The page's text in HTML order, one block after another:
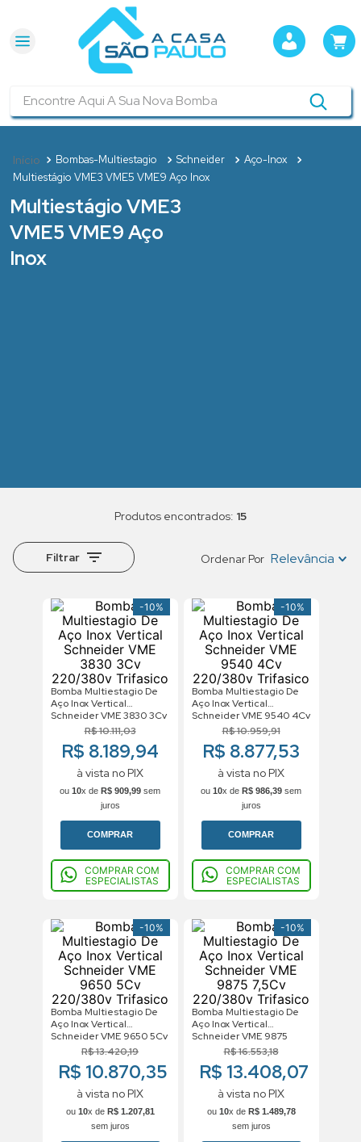
Bombas-Multiestagio Schneider
Aço-Inox
Multiestágio VME3 VME5 VME9 Aço Inox
Multiestágio VME3
VME5 VME9 Aço
Inox
15
Filtrar Ordenar Por Relevância
-10%
Bomba Multiestagio De
Aço Inox Vertical
Schneider VME 3830 3Cv
220/380v Trifasico
R$10.111,03
R$ 8.189,94
à vista no PIX
ou 10x de R$ 909,99 sem
juros
COMPRAR
COMPRAR COM
ESPECIALISTAS
-10%
Bomba Multiestagio De
Aço Inox Vertical
Schneider VME 9540 4Cv
220/380v Trifasico
R$10.959,91
R$ 8.877,53
à vista no PIX
ou 10x de R$ 986,39 sem
juros
COMPRAR
COMPRAR COM
ESPECIALISTAS
-10%
Bomba Multiestagio De
Aço Inox Vertical
Schneider VME 9650 5Cv
220/380v Trifasico
R$13.420,19
R$ 10.870,35
à vista no PIX
ou 10x de R$ 1.207,81
sem juros
-10%
Bomba Multiestagio De
Aço Inox Vertical
Schneider VME 9875
7,5Cv 220/380v Trifasico
R$16.553,18
R$ 13.408,07
à vista no PIX
ou 10x de R$ 1.489,78
sem juros